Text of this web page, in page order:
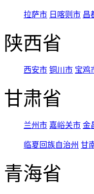
拉萨市 日喀则市 昌
陕西省
西安市 铜川市 宝鸡
甘肃省
兰州市 嘉峪关市 金
临夏回族自治州 甘
青海省